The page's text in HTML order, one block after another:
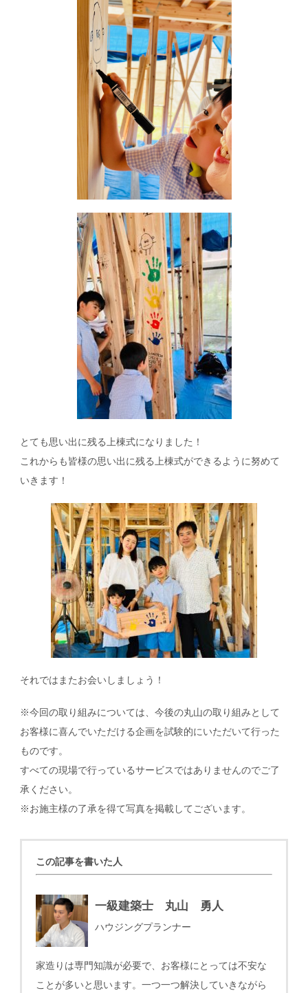
とても思い出に残る上棟式になりました！
これからも皆様の思い出に残る上棟式ができるように努めて
いきます！
それではまたお会いしましょう！
※今回の取り組みについては、今後の丸山の取り組みとして
お客様に喜んでいただける企画を試験的にいただいて行った
ものです。
すべての現場で行っているサービスではありませんのでご了
承ください。
※お施主様の了承を得て写真を掲載してございます。
この記事を書いた人
一級建築士 丸山 勇人
ハウジングプランナー
家造りは専門知識が必要で、お客様にとっては不安な
ことが多いと思います。一つ一つ解決していきながら